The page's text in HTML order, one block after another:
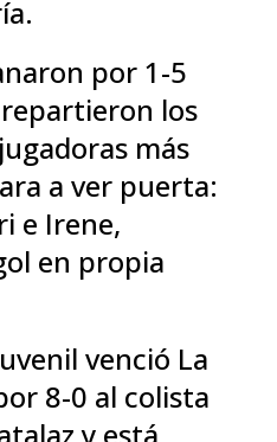
por 1-5
los
más
a ver puerta:
e Irene,
en propia
venció La
8-0 al colista